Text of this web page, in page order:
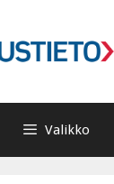
Valikko